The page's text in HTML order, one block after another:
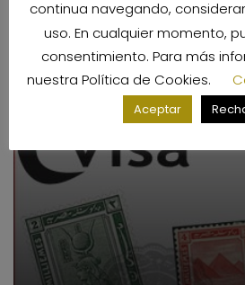
También te podría
continua navegando,
uso. En cualquier momento,
consentimiento. Para más
nuestra Política de Cookies.
Aceptar